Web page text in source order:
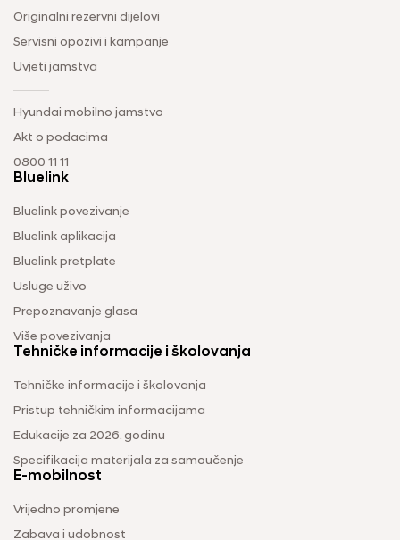
Originalni rezervni dijelovi
Servisni opozivi i kampanje
Uvjeti jamstva
Hyundai mobilno jamstvo
Akt o podacima
0800 11 11
Bluelink
Bluelink povezivanje
Bluelink aplikacija
Bluelink pretplate
Usluge uživo
Prepoznavanje glasa
Više povezivanja
Tehničke informacije i školovanja
Tehničke informacije i školovanja
Pristup tehničkim informacijama
Edukacije za 2026. godinu
Specifikacija materijala za samoučenje
E-mobilnost
Vrijedno promjene
Zabava i udobnost